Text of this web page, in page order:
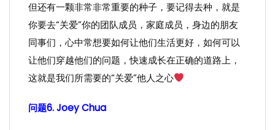
但还有一颗非常非常重要的种子，要记得去种，就是
你要去“关爱”你的团队成员，家庭成员，身边的朋友
同事们，心中常想要如何让他们生活更好，如何可以
让他们穿越他们的问题，快速成长在正确的道路上，
这就是我们所需要的“关爱”他人之心
问题6. Joey Chua